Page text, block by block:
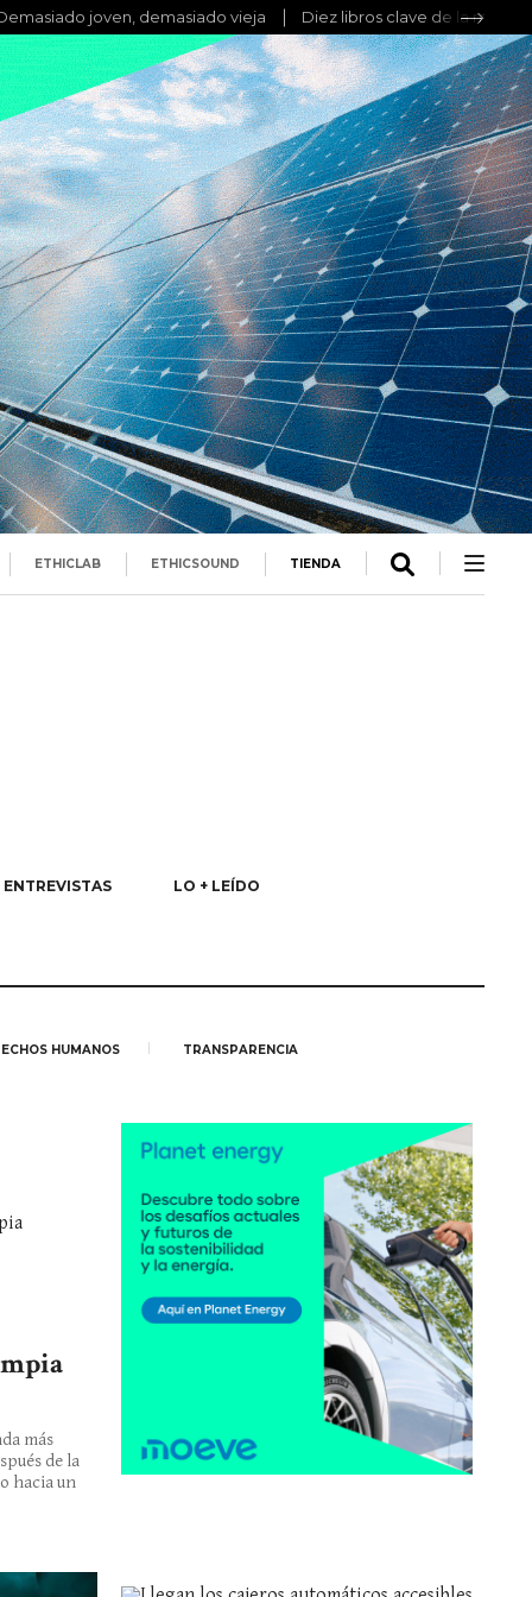
joven, demasiado vieja Diez libros clave de la
ETHICLAB ETHICSOUND TIENDA
ENTREVISTAS LO + LEÍDO
HUMANOS TRANSPARENCIA
más
de la
hacia un